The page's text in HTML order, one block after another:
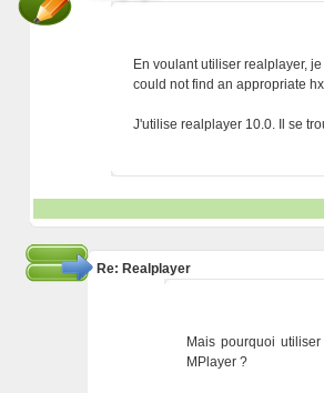
En voulant utiliser realplayer,
could not find an appropriate
J'utilise realplayer 10.0. Il se
Re: Realplayer
Mais pourquoi
MPlayer ?